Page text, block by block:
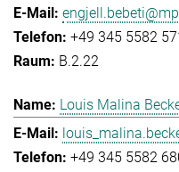
+49 345 5582
B.2.22
Louis Malina
+49 345 5582